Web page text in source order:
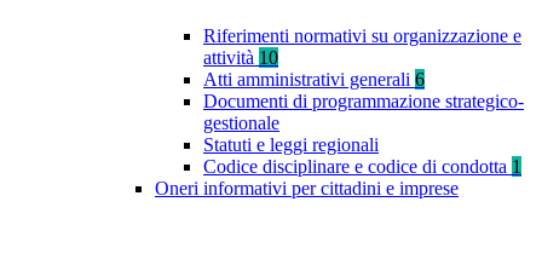
Riferimenti normativi su organizzazione e
attività 10
Atti amministrativi generali 6
Documenti di programmazione strategico-
gestionale
Statuti e leggi regionali
Codice disciplinare e codice di condotta 1
Oneri informativi per cittadini e imprese